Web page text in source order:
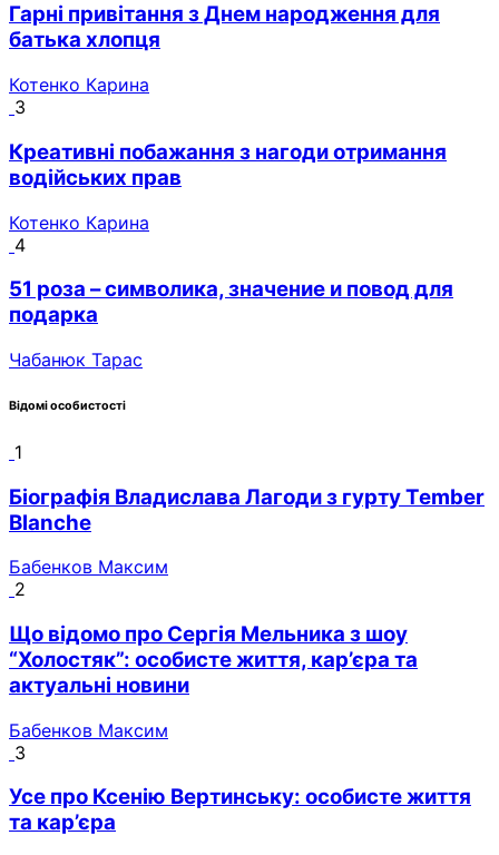
Гарні привітання з Днем народження для
батька хлопця
Котенко Карина
3
Креативні побажання з нагоди отримання
водійських прав
Котенко Карина
4
51 роза – символика, значение и повод для
подарка
Чабанюк Тарас
Відомі особистості
1
Біографія Владислава Лагоди з гурту Tember
Blanche
Бабенков Максим
2
Що відомо про Сергія Мельника з шоу
“Холостяк”: особисте життя, кар’єра та
актуальні новини
Бабенков Максим
3
Усе про Ксенію Вертинську: особисте життя
та кар’єра